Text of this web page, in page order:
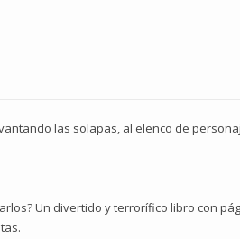
las solapas, al elenco de
Un divertido y terrorífico libro con